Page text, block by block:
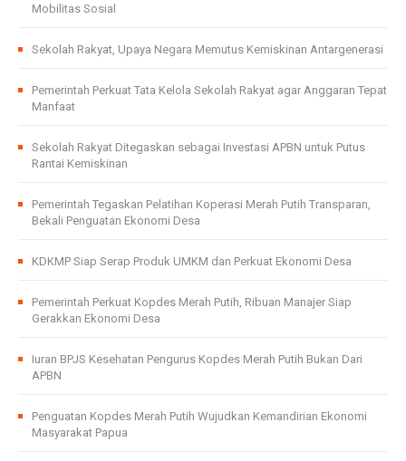
Mobilitas Sosial
Sekolah Rakyat, Upaya Negara Memutus Kemiskinan Antargenerasi
Pemerintah Perkuat Tata Kelola Sekolah Rakyat agar Anggaran Tepat
Manfaat
Sekolah Rakyat Ditegaskan sebagai Investasi APBN untuk Putus
Rantai Kemiskinan
Pemerintah Tegaskan Pelatihan Koperasi Merah Putih Transparan,
Bekali Penguatan Ekonomi Desa
KDKMP Siap Serap Produk UMKM dan Perkuat Ekonomi Desa
Pemerintah Perkuat Kopdes Merah Putih, Ribuan Manajer Siap
Gerakkan Ekonomi Desa
Iuran BPJS Kesehatan Pengurus Kopdes Merah Putih Bukan Dari
APBN
Penguatan Kopdes Merah Putih Wujudkan Kemandirian Ekonomi
Masyarakat Papua